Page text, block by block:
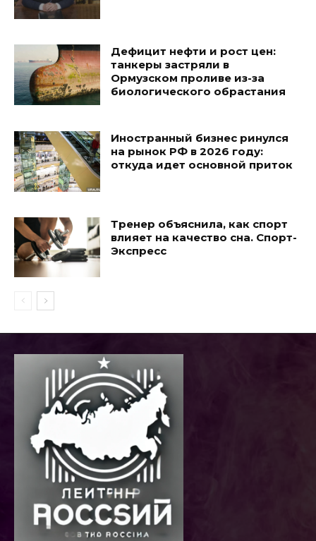
Дефицит нефти и рост цен:
танкеры застряли в
Ормузском проливе из-за
биологического обрастания
Иностранный бизнес ринулся
на рынок РФ в 2026 году:
откуда идет основной приток
Тренер объяснила, как спорт
влияет на качество сна. Спорт-
Экспресс